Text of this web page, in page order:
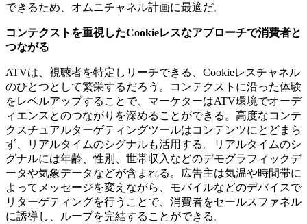
できるため、オムニチャネル計画に最適だ。
コンテクストを重視したCookieレスなアプローチで消費者と
つながる
ATVは、視聴者を特定しリーチできる、Cookieレスチャネル
のひとつとして繁栄するだろう。コンテクストに沿った体験
をレベルアップすることで、マーケターはATV環境でオーデ
ィエンスとのつながりを深めることができる。高度なコンテ
クスチュアルターゲティングツールはコンテンツにとどまら
ず、リアルタイムのシグナルも活用する。リアルタイムのシ
グナルには年齢、性別、世帯収入などのデモグラフィックデ
ータや気象データなどが含まれる。広告主は気温や時間帯に
よってメッセージを変えながら、モバイルなどのデバイスで
リターゲティングを行うことで、消費者をセールスファネル
に誘導し、ループを完結することができる。